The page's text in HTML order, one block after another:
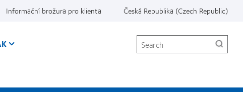
Informační brožura pro klienta Česká Republika (Czech Republic)
Search